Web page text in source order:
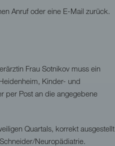
Anruf oder eine E-Mail zurück.
Frau Sotnikov muss ein
Kinder- und
per Post an die angegebene
Quartals, korrekt ausgestellt
Neuropädiatrie.